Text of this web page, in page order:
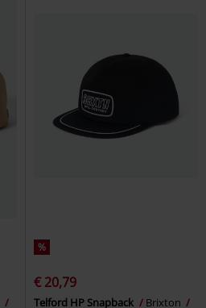
%
€ 20,79
Telford HP Snapback Brixton